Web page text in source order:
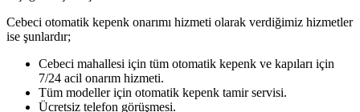
Cebeci otomatik kepenk onarımı hizmeti olarak verdiğimiz hizmetler
ise şunlardır;
Cebeci mahallesi için tüm otomatik kepenk ve kapıları için
7/24 acil onarım hizmeti.
Tüm modeller için otomatik kepenk tamir servisi.
Ücretsiz telefon görüşmesi.